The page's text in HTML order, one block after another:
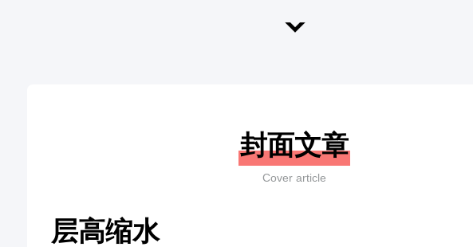
封面文章
Cover article
层高缩水